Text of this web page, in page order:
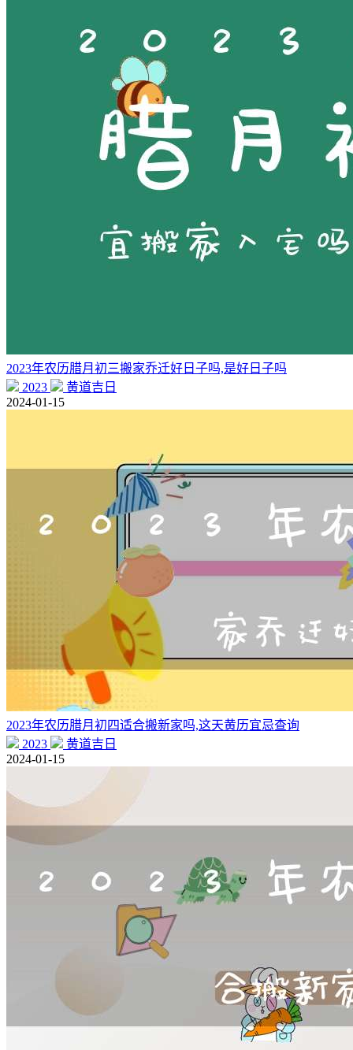
2023年农历腊月初三搬家乔迁好日子吗,是好日子吗
2023
黄道吉日
2024-01-15
2023年农历腊月初四适合搬新家吗,这天黄历宜忌查询
2023
黄道吉日
2024-01-15